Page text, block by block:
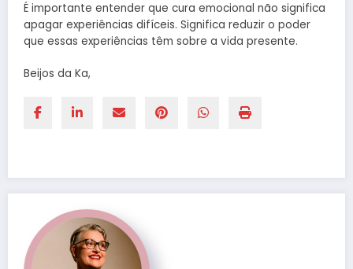
É importante entender que cura emocional não significa
apagar experiências difíceis. Significa reduzir o poder
que essas experiências têm sobre a vida presente.
Beijos da Ka,